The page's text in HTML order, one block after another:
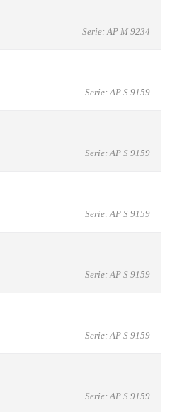
Serie: AP M 9234
Serie: AP S 9159
Serie: AP S 9159
Serie: AP S 9159
Serie: AP S 9159
Serie: AP S 9159
Serie: AP S 9159